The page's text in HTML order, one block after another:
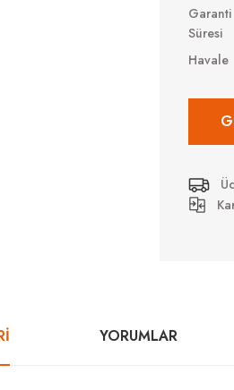
Garanti
Süresi
Havale
YORUMLAR